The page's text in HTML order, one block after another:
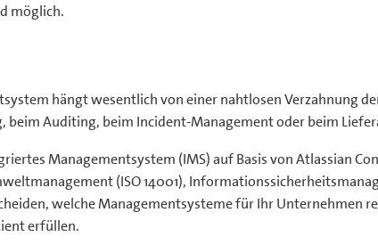
möglich.
hängt wesentlich von einer nahtlosen Verzahnung
Auditing, beim Incident-Management oder beim
Managementsystem (IMS) auf Basis von Atlassian
(ISO 14001),
welche Managementsysteme für Ihr Unternehmen
erfüllen.